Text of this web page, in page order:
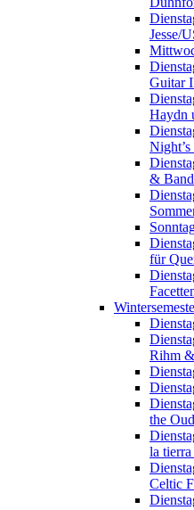
Jesse/
Guitar
Haydn
& Band
für
Rihm
the Oud
la
Celtic